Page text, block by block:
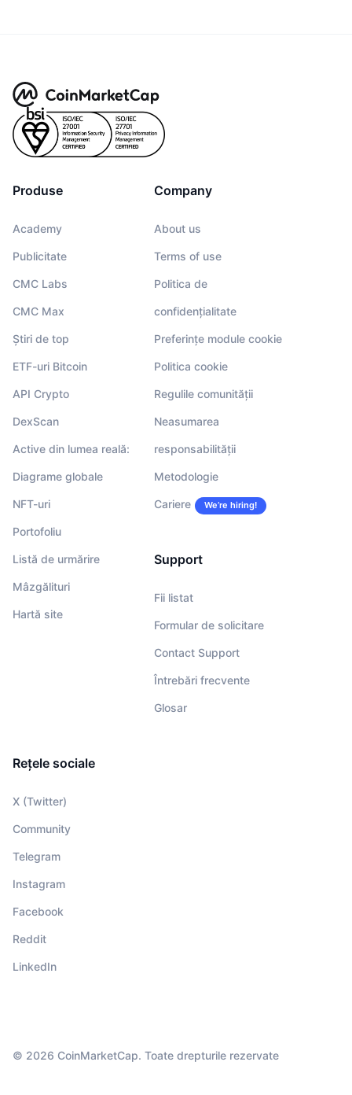
Produse
Academy
Publicitate
CMC Labs
CMC Max
Știri de top
ETF-uri Bitcoin
API Crypto
DexScan
Active din lumea reală:
Diagrame globale
NFT-uri
Portofoliu
Listă de urmărire
Mâzgălituri
Hartă site
Company
About us
Terms of use
Politica de
confidențialitate
Preferințe module cookie
Politica cookie
Regulile comunității
Neasumarea
responsabilității
Metodologie
Cariere We’re hiring!
Support
Fii listat
Formular de solicitare
Contact Support
Întrebări frecvente
Glosar
Rețele sociale
X (Twitter)
Community
Telegram
Instagram
Facebook
Reddit
LinkedIn
© 2026 CoinMarketCap. Toate drepturile rezervate